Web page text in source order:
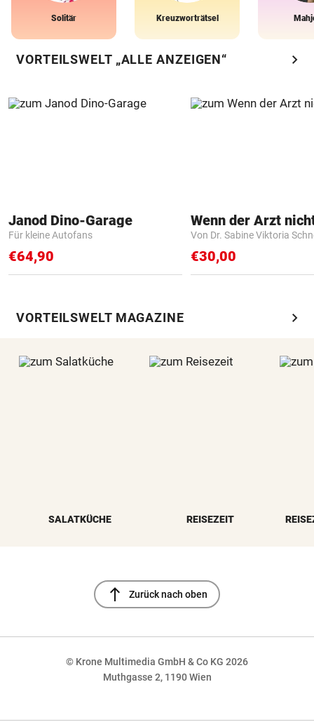
Solitär Kreuzworträtsel
VORTEILSWELT „ALLE ANZEIGEN“ chevron_right
Janod Dino-Garage
Für kleine Autofans
€64,90
Von Dr. Sabine Viktoria
€30,00
VORTEILSWELT MAGAZINE chevron_right
SALATKÜCHE REISEZEIT
north Zurück nach oben
© Krone Multimedia GmbH & Co KG 2026
Muthgasse 2, 1190 Wien